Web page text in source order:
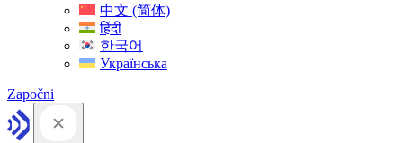
中文 (简体)
हिंदी
한국어
Українська
Započni